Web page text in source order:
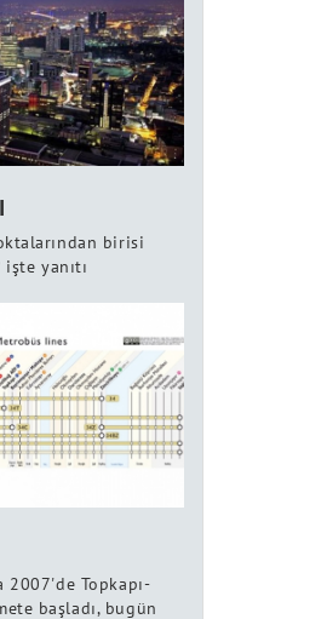
birisi
yanıtı
Topkapı-
başladı, bugün